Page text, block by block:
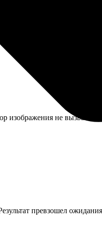
На следующий день
изображения не вызвал
превзошел